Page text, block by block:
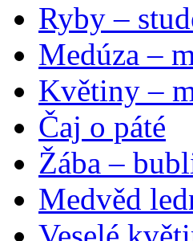
Ryby –
Medúza –
Květiny –
Čaj o páté
Žába –
Medvěd